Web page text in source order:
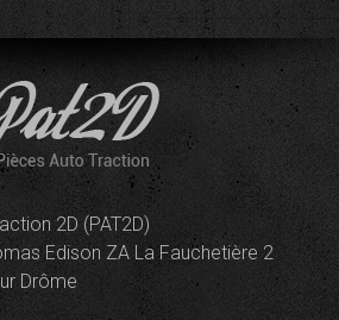
2D (PAT2D)
Edison ZA La Fauchetière 2
Drôme